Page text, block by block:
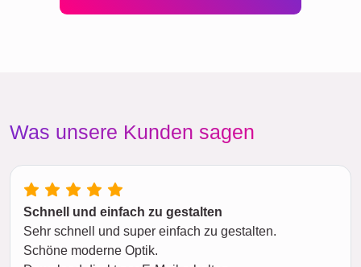
Was unsere Kunden sagen
Schnell und einfach zu gestalten
Sehr schnell und super einfach zu gestalten.
Schöne moderne Optik.